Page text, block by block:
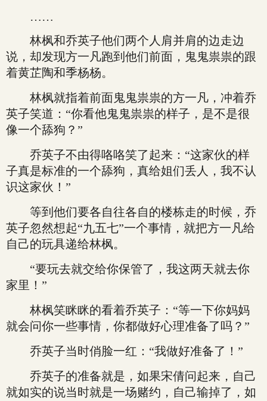
……
林枫和乔英子他们两个人肩并肩的边走边
说，却发现方一凡跑到他们前面，鬼鬼祟祟的跟
着黄芷陶和季杨杨。
林枫就指着前面鬼鬼祟祟的方一凡，冲着乔
英子笑道：“你看他鬼鬼祟祟的样子，是不是很
像一个舔狗？”
乔英子不由得咯咯笑了起来：“这家伙的样
子真是标准的一个舔狗，真给姐们丢人，我不认
识这家伙！”
等到他们要各自往各自的楼栋走的时候，乔
英子忽然想起“九五七”一个事情，就把方一凡给
自己的玩具递给林枫。
“要玩去就交给你保管了，我这两天就去你
家里！”
林枫笑眯眯的看着乔英子：“等一下你妈妈
就会问你一些事情，你都做好心理准备了吗？”
乔英子当时俏脸一红：“我做好准备了！”
乔英子的准备就是，如果宋倩问起来，自己
就如实的说当时就是一场赌约，自己输掉了，如